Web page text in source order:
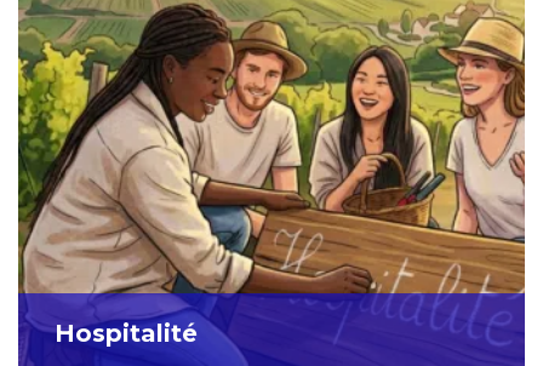
Hospitalité